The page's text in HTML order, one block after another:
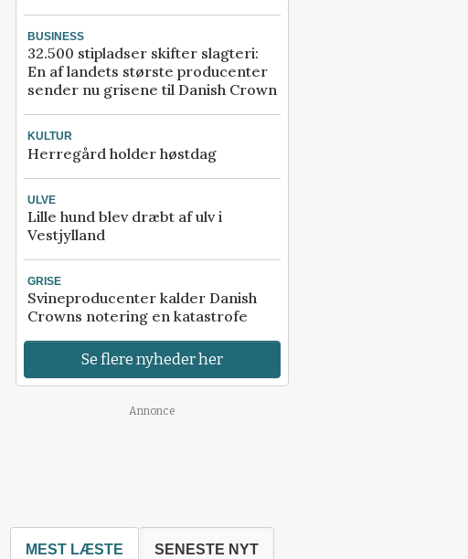
BUSINESS
32.500 stipladser skifter slagteri:
En af landets største producenter
sender nu grisene til Danish Crown
KULTUR
Herregård holder høstdag
ULVE
Lille hund blev dræbt af ulv i
Vestjylland
GRISE
Svineproducenter kalder Danish
Crowns notering en katastrofe
Se flere nyheder her
Annonce
MEST LÆSTE SENESTE NYT